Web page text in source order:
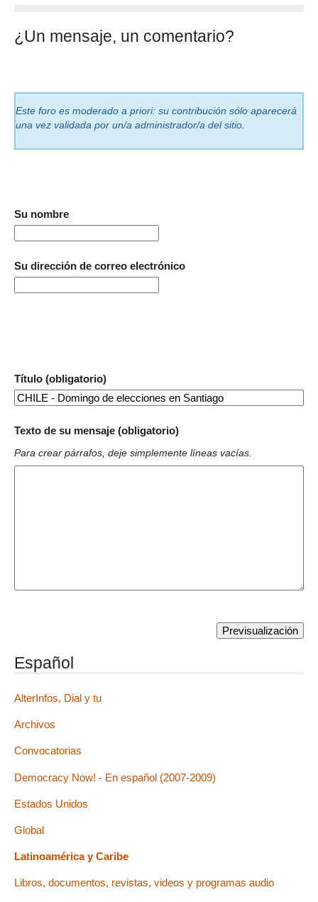
¿Un mensaje, un comentario?
Este foro es moderado a priori: su contribución sólo aparecerá
una vez validada por un/a administrador/a del sitio.
Su nombre
Su dirección de correo electrónico
Título (obligatorio)
Texto de su mensaje (obligatorio)
Para crear párrafos, deje simplemente líneas vacías.
Español
AlterInfos, Dial y tu
Archivos
Convocatorias
Democracy Now! - En español (2007-2009)
Estados Unidos
Global
Latinoamérica y Caribe
Libros, documentos, revistas, videos y programas audio